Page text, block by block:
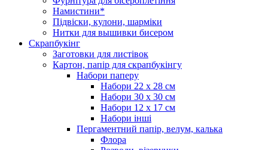
Намистини*
Підвіски, кулони, шарміки
Нитки для вышивки бисером
Скрапбукінг
Заготовки для листівок
Картон, папір для скрапбукінгу
Набори паперу
Набори 22 х 28 см
Набори 30 х 30 см
Набори 12 х 17 см
Набори інші
Пергаментний папір, велум, калька
Флора